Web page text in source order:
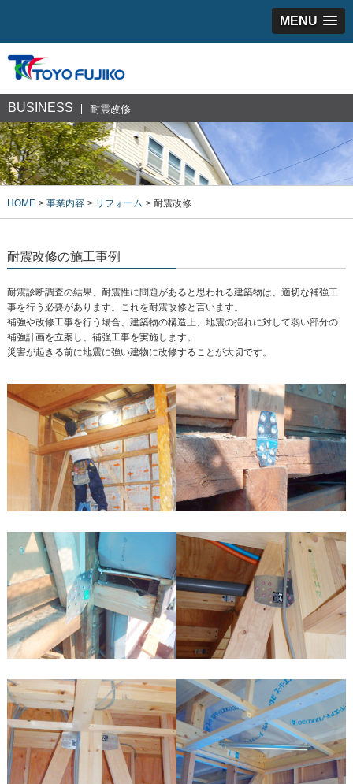
MENU
BUSINESS 耐震改修
HOME 事業内容 リフォーム 耐震改修
耐震改修の施工事例
耐震診断調査の結果、耐震性に問題があると思われる建築物は、適切な補強工
事を行う必要があります。これを耐震改修と言います。
補強や改修工事を行う場合、建築物の構造上、地震の揺れに対して弱い部分の
補強計画を立案し、補強工事を実施します。
災害が起きる前に地震に強い建物に改修することが大切です。